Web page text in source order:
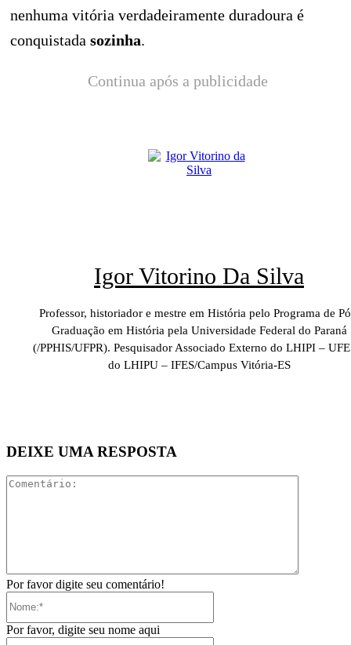
nenhuma vitória verdadeiramente duradoura é
conquistada sozinha.
Continua após a publicidade
Igor Vitorino Da Silva
Professor, historiador e mestre em História pelo Programa de
Graduação em História pela Universidade Federal do Paraná
(/PPHIS/UFPR). Pesquisador Associado Externo do LHIPI –
do LHIPU – IFES/Campus Vitória-ES
DEIXE UMA RESPOSTA
Por favor digite seu comentário!
Por favor, digite seu nome aqui